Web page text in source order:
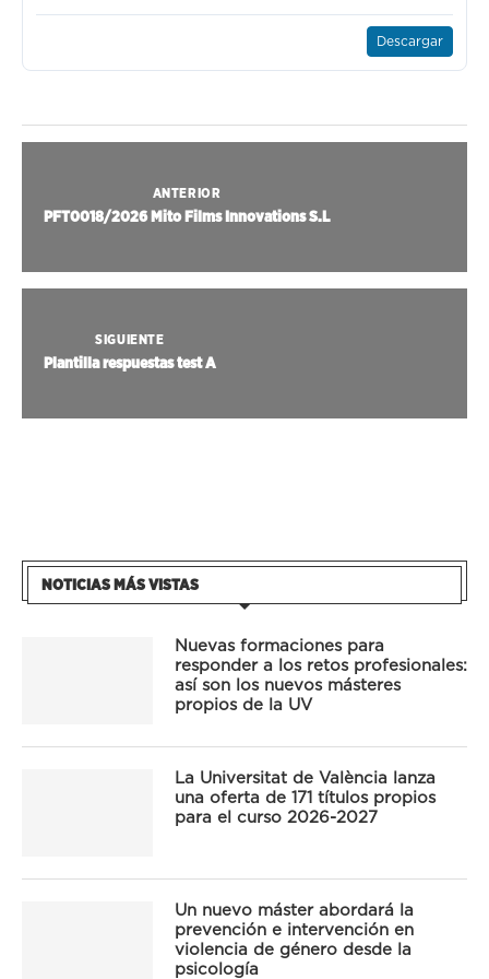
Descargar
ANTERIOR
PFT0018/2026 Mito Films Innovations S.L
SIGUIENTE
Plantilla respuestas test A
NOTICIAS MÁS VISTAS
Nuevas formaciones para
responder a los retos profesionales:
así son los nuevos másteres
propios de la UV
La Universitat de València lanza
una oferta de 171 títulos propios
para el curso 2026-2027
Un nuevo máster abordará la
prevención e intervención en
violencia de género desde la
psicología